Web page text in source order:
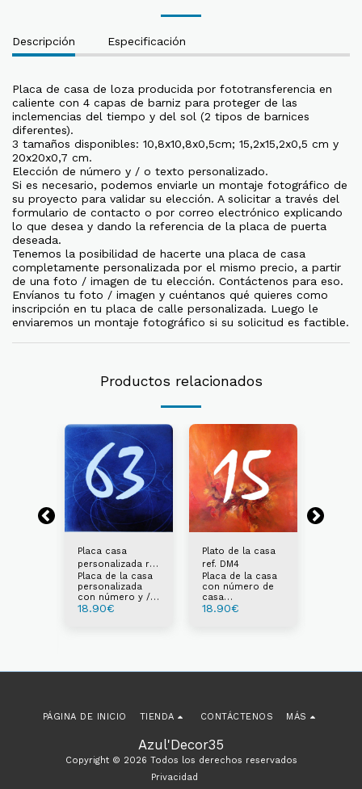
Descripción Especificación
Placa de casa de loza producida por fototransferencia en
caliente con 4 capas de barniz para proteger de las
inclemencias del tiempo y del sol (2 tipos de barnices
diferentes).
3 tamaños disponibles: 10,8x10,8x0,5cm; 15,2x15,2x0,5 cm y
20x20x0,7 cm.
Elección de número y / o texto personalizado.
Si es necesario, podemos enviarle un montaje fotográfico de
su proyecto para validar su elección. A solicitar a través del
formulario de contacto o por correo electrónico explicando
lo que desea y dando la referencia de la placa de puerta
deseada.
Tenemos la posibilidad de hacerte una placa de casa
completamente personalizada por el mismo precio, a partir
de una foto / imagen de tu elección. Contáctenos para eso.
Envíanos tu foto / imagen y cuéntanos qué quieres como
inscripción en tu placa de calle personalizada. Luego le
enviaremos un montaje fotográfico si su solicitud es factible.
Productos relacionados
Placa casa
personalizada ref.
DM3
Placa de la casa
personalizada
con número y / o
texto
18.90€
Plato de la casa
ref. DM4
Placa de la casa
con número de
casa
personalizable de
18.90€
Azul'Decor35
Copyright © 2026 Todos los derechos reservados
Privacidad
PÁGINA DE INICIO TIENDA CONTÁCTENOS MÁS